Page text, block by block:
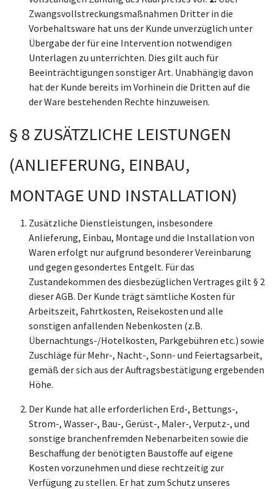
Zwangsvollstreckungsmaßnahmen Dritter in die
Vorbehaltsware hat uns der Kunde unverzüglich unter
Übergabe der für eine Intervention notwendigen
Unterlagen zu unterrichten. Dies gilt auch für
Beeinträchtigungen sonstiger Art. Unabhängig davon
hat der Kunde bereits im Vorhinein die Dritten auf die
der Ware bestehenden Rechte hinzuweisen.
§ 8 ZUSÄTZLICHE LEISTUNGEN
(ANLIEFERUNG, EINBAU,
MONTAGE UND INSTALLATION)
Zusätzliche Dienstleistungen, insbesondere
Anlieferung, Einbau, Montage und die Installation von
Waren erfolgt nur aufgrund besonderer Vereinbarung
und gegen gesondertes Entgelt. Für das
Zustandekommen des diesbezüglichen Vertrages gilt § 2
dieser AGB. Der Kunde trägt sämtliche Kosten für
Arbeitszeit, Fahrtkosten, Reisekosten und alle
sonstigen anfallenden Nebenkosten (z.B.
Übernachtungs-/Hotelkosten, Parkgebühren etc.) sowie
Zuschläge für Mehr-, Nacht-, Sonn- und Feiertagsarbeit,
gemäß der sich aus der Auftragsbestätigung ergebenden
Höhe.
Der Kunde hat alle erforderlichen Erd-, Bettungs-,
Strom-, Wasser-, Bau-, Gerüst-, Maler-, Verputz-, und
sonstige branchenfremden Nebenarbeiten sowie die
Beschaffung der benötigten Baustoffe auf eigene
Kosten vorzunehmen und diese rechtzeitig zur
Verfügung zu stellen. Er hat zum Schutz unseres